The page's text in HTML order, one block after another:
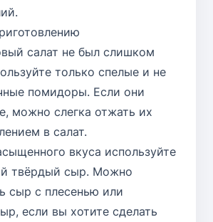
салат не был слишком
только спелые и не
помидоры. Если они
можно слегка отжать их
в салат.
вкуса используйте
твёрдый сыр. Можно
сыр с плесенью или
если вы хотите сделать